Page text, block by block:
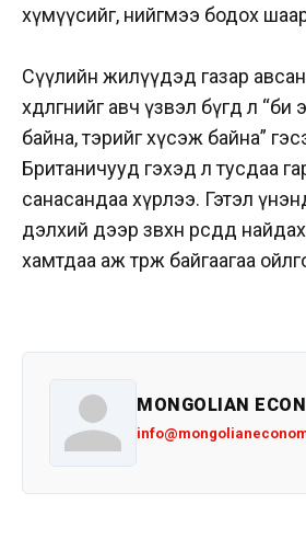
хүмүүсийг, нийгмээ бодох
Сүүлийн жилүүдэд газар
хөдөлгөөнийг авч үзвэл бүгд л
байна, тэрийг хүсэж байна”
Британичууд гэхэд л тусдаа
санасандаа хүрлээ. Гэтэл
дэлхий дээр зөвхөн өөрсдөдөө
хамтдаа аж төрж байгаагаа
MONGOLIAN